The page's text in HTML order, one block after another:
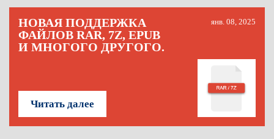
НОВАЯ ПОДДЕРЖКА
ФАЙЛОВ RAR, 7Z, EPUB
И МНОГОГО ДРУГОГО.
янв. 08, 2025
Читать далее